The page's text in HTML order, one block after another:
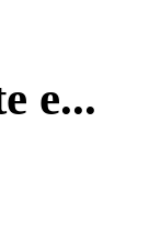
e...